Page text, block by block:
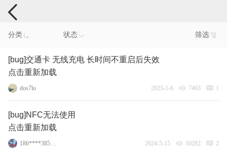
手机反馈
分类 状态 筛选
[bug]交通卡 无线充电 长时间不重启后失效
点击重新加载
dos7lo 2025-1-6 7463 1
[bug]NFC无法使用
点击重新加载
186****3855_26 2024-5-15 10282 2